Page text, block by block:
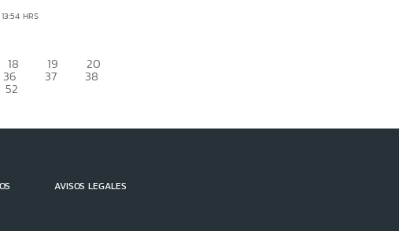
HRS
18 19 20
36 37 38
52
AVISOS LEGALES